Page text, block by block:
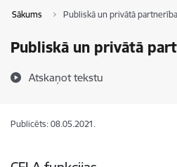
Sākums Publiskā un privātā
Publiskā un privātā
Atskaņot tekstu
Publicēts: 08.05.2021.